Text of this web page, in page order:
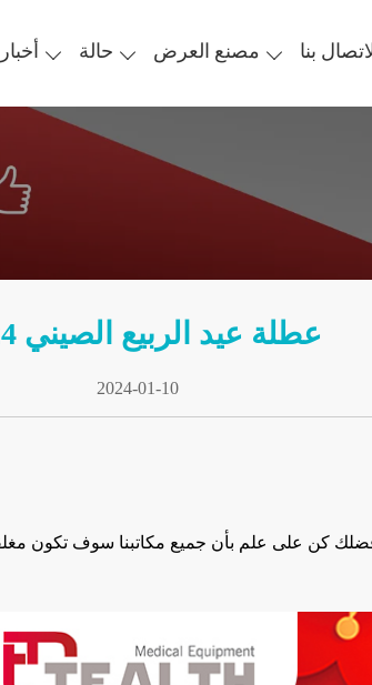
أخبار حالة مصنع العرض بنا
عطلة عيد الربيع الصيني 2024
2024-01-10